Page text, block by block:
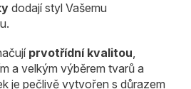
dodají styl Vašemu
prvotřídní kvalitou,
a velkým výběrem tvarů a
je pečlivě vytvořen s důrazem